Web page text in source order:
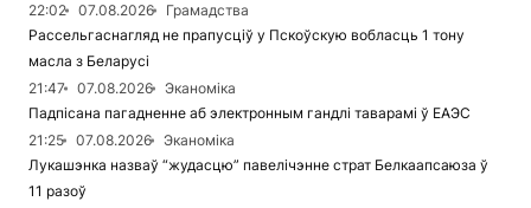
22:02 07.08.2026
Грамадства
Рассельгаснагляд не прапусціў у Пскоўскую вобласць 1 тону
масла з Беларусі
21:47
07.08.2026
Эканоміка
Падпісана пагадненне аб электронным гандлі таварамі ў ЕАЭС
21:25
07.08.2026
Эканоміка
Лукашэнка назваў “жудасцю” павелічэнне страт Белкаапсаюза ў
11 разоў